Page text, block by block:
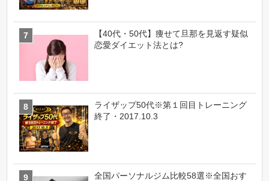
【40代・50代】痩せて旦那を見返す疑似
恋愛ダイエット法とは?
ライザップ50代※第１回目トレーニング
終了・2017.10.3
全国パーソナルジム比較58選※全国おす